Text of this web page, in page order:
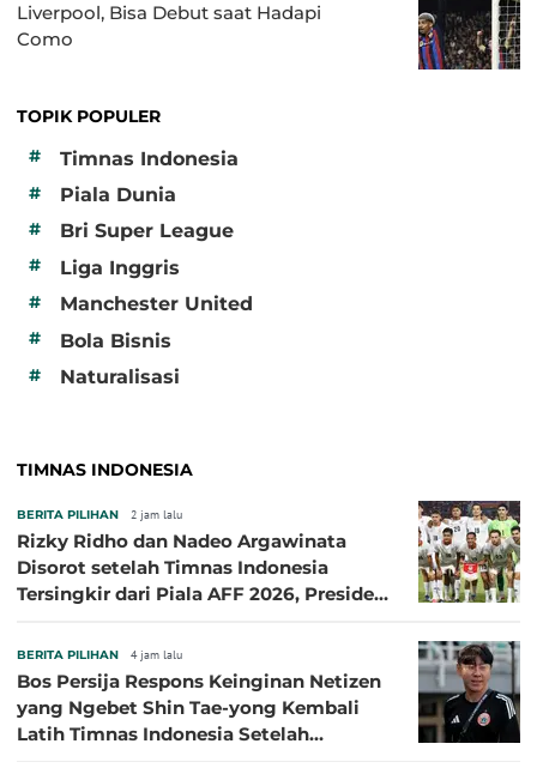
Liverpool, Bisa Debut saat Hadapi
Como
TOPIK POPULER
#
Timnas Indonesia
# Piala Dunia
# Bri Super League
# Liga Inggris
# Manchester United
# Bola Bisnis
# Naturalisasi
TIMNAS INDONESIA
BERITA PILIHAN 2 jam lalu
Rizky Ridho dan Nadeo Argawinata
Disorot setelah Timnas Indonesia
Tersingkir dari Piala AFF 2026, Presiden
BERITA PILIHAN 4 jam lalu
Bos Persija Respons Keinginan Netizen
yang Ngebet Shin Tae-yong Kembali
Latih Timnas Indonesia Setelah